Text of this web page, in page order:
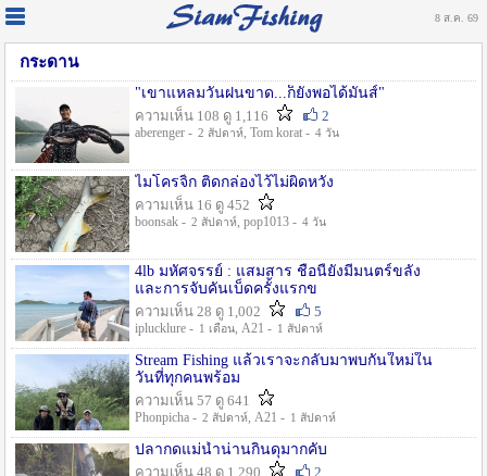
8 ส.ค. 69
กระดาน
"เขาแหลมวันฝนขาด...ก็ยังพอได้มันส์"
ความเห็น 108 ดู 1,116
2
aberenger - 2 สัปดาห์, Tom korat - 4 วัน
ไมโครจิ้ก ติดกล่องไว้ไม่ผิดหวัง
ความเห็น 16 ดู 452
boonsak - 2 สัปดาห์, pop1013 - 4 วัน
4lb มหัศจรรย์ : แสมสาร ชื่อนี้ยังมีมนตร์ขลัง
และการจับคันเบ็ดครั้งแรกข
ความเห็น 28 ดู 1,002
5
iplucklure - 1 เดือน, A21 - 1 สัปดาห์
Stream Fishing แล้วเราจะกลับมาพบกันใหม่ใน
วันที่ทุกคนพร้อม
ความเห็น 57 ดู 641
Phonpicha - 2 สัปดาห์, A21 - 1 สัปดาห์
ปลากดแม่น้ำน่านกินดุมากคับ
ความเห็น 48 ดู 1,290
2